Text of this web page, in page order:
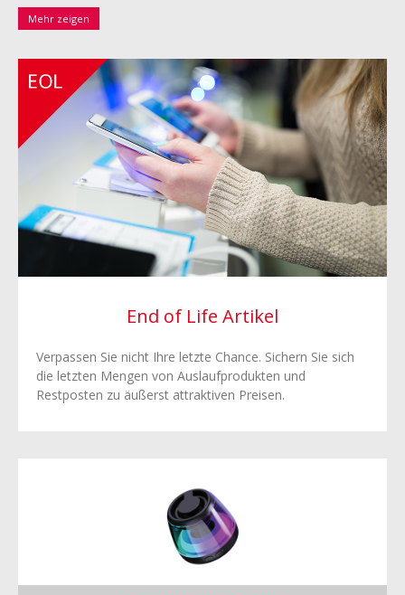
Mehr zeigen
End of Life Artikel
Verpassen Sie nicht Ihre letzte Chance. Sichern Sie sich
die letzten Mengen von Auslaufprodukten und
Restposten zu äußerst attraktiven Preisen.